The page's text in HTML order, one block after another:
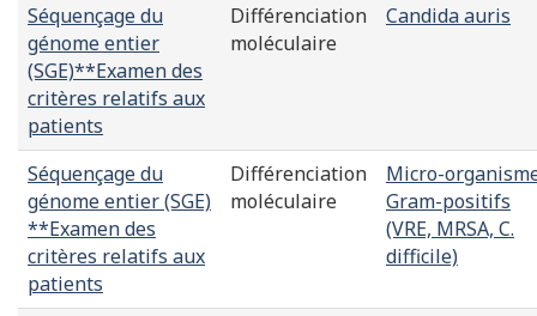
Séquençage du
génome entier
(SGE)**Examen des
critères relatifs aux
patients
Différenciation
moléculaire
Candida auris
Séquençage du
génome entier (SGE)
**Examen des
critères relatifs aux
patients
Différenciation
moléculaire
Micro-
Gram-positifs
(VRE, MRSA, C.
difficile)